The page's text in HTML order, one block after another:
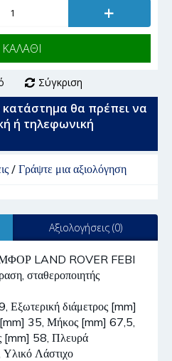
+
ΚΑΛΑΘΙ
Σύγκριση
θα πρέπει να
ή τηλεφωνική
/ Γράψτε μια αξιολόγηση
Αξιολογήσεις (0)
LAND ROVER FEBI
σταθεροποιητής
διάμετρος [mm]
[mm] 35, Μήκος [mm] 67,5,
[mm] 58, Πλευρά
Υλικό Λάστιχο